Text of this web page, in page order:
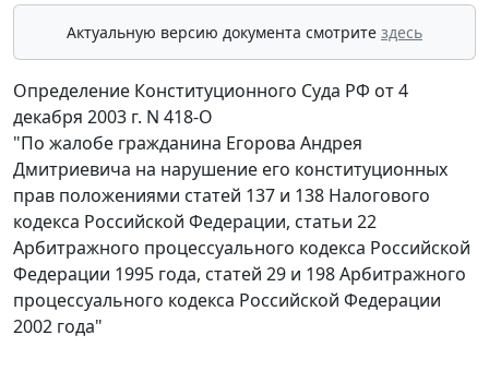
Актуальную версию документа смотрите здесь
Определение Конституционного Суда РФ от 4
декабря 2003 г. N 418-О
"По жалобе гражданина Егорова Андрея
Дмитриевича на нарушение его конституционных
прав положениями статей 137 и 138 Налогового
кодекса Российской Федерации, статьи 22
Арбитражного процессуального кодекса Российской
Федерации 1995 года, статей 29 и 198 Арбитражного
процессуального кодекса Российской Федерации
2002 года"